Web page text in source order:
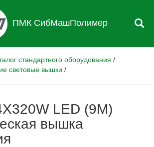
ПМК СибМашПолимер
стандартного оборудования /
световые вышки /
LED (9М)
вышка